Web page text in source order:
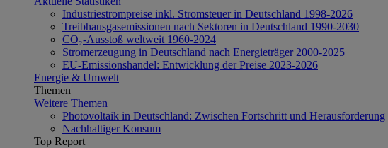
Industriestrompreise inkl. Stromsteuer in Deutschland 1998-2026
Treibhausgasemissionen nach Sektoren in Deutschland 1990-2030
CO₂-Ausstoß weltweit 1960-2024
Stromerzeugung in Deutschland nach Energieträger 2000-2025
EU-Emissionshandel: Entwicklung der Preise 2023-2026
Energie & Umwelt
Themen
Weitere Themen
Photovoltaik in Deutschland: Zwischen Fortschritt und Herausforderung
Nachhaltiger Konsum
Top Report